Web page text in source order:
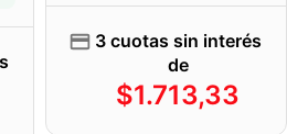
3 cuotas sin interés
de
$1.713,33